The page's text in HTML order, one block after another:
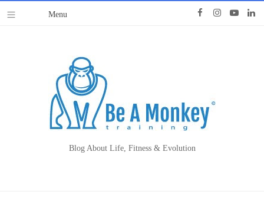
Blog About Life, Fitness & Evolution